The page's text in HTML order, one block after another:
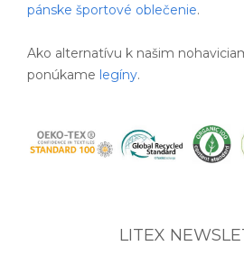
pánske športové oblečenie.
Ako alternatívu k našim
ponúkame legíny.
LITEX